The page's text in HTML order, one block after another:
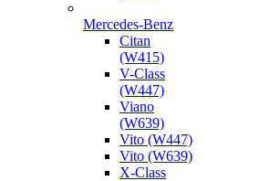
Mercedes-Benz
Citan
(W415)
V-Class
(W447)
Viano
(W639)
Vito (W447)
Vito (W639)
X-Class